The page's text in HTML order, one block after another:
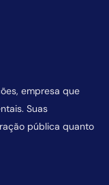
empresa que
Suas
pública quanto